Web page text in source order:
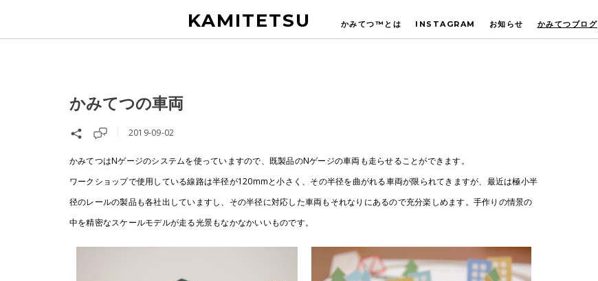
KAMITETSU かみてつ™とは INSTAGRAM お知らせ かみてつブログ
かみてつの車両
2019-09-02
かみてつはNゲージのシステムを使っていますので、既製品のNゲージの車両も走らせることができます。
ワークショップで使用している線路は半径が120mmと小さく、その半径を曲がれる車両が限られてきますが、最近は極小半
径のレールの製品も各社出していますし、その半径に対応した車両もそれなりにあるので充分楽しめます。手作りの情景の
中を精密なスケールモデルが走る光景もなかなかいいものです。